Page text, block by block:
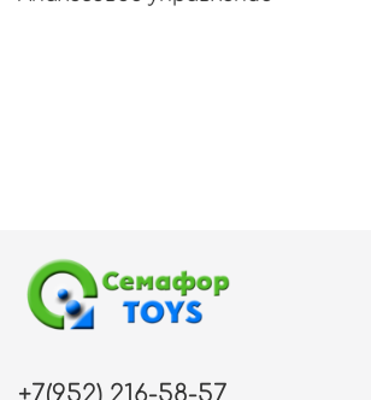
+7(952) 216-58-57